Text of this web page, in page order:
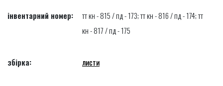
інвентарний номер:
тт кн - 815 / пд - 173; тт кн - 816 / пд - 174; тт
кн - 817 / пд - 175
збірка: листи